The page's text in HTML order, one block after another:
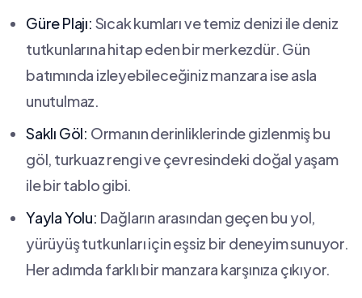
Güre Plajı: Sıcak kumları ve temiz denizi ile deniz
tutkunlarına hitap eden bir merkezdür. Gün
‍batımında izleyebileceğiniz‌ manzara ise asla
unutulmaz.
Saklı Göl: Ormanın derinliklerinde​ gizlenmiş⁢ bu
göl, turkuaz rengi ve ​çevresindeki doğal yaşam
ile bir ‍tablo gibi.
Yayla Yolu: Dağların arasından geçen bu yol,
yürüyüş ‌tutkunları için eşsiz ⁣bir deneyim sunuyor.
Her‍ adımda farklı bir manzara⁣ karşınıza‌ çıkıyor.